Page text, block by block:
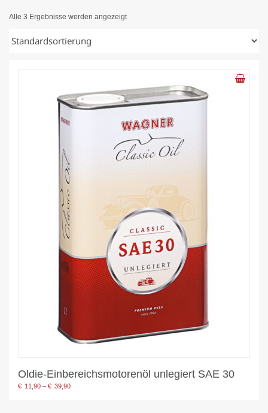
Alle 3 Ergebnisse werden angezeigt
Oldie-Einbereichsmotorenöl unlegiert SAE 30
€ 11,90 – € 39,90Preisspanne: